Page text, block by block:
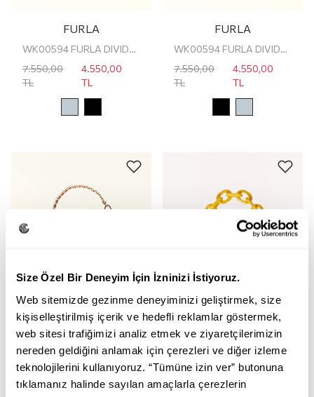
Size Özel Bir Deneyim İçin İzninizi İstiyoruz.
Web sitemizde gezinme deneyiminizi geliştirmek, size
kişiselleştirilmiş içerik ve hedefli reklamlar göstermek,
web sitesi trafiğimizi analiz etmek ve ziyaretçilerimizin
nereden geldiğini anlamak için çerezleri ve diğer izleme
teknolojilerini kullanıyoruz. “Tümüne izin ver” butonuna
tıklamanız halinde sayılan amaçlarla çerezlerin
FURLA
WK00594 FURLA DIVIDE IT SHOULDER STRAP
7.550,00
TL
4.550,00
TL
FURLA
WK00594 FURLA DIVIDE IT SHOULDER STRAP
7.550,00
TL
4.550,00
TL
FURLA FURLA